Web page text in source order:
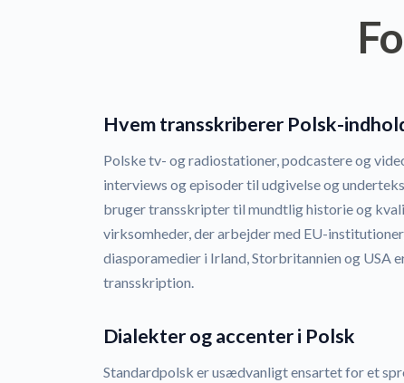
Hvem transskriberer Polsk-
Polske tv- og radiostationer, podcastere og
interviews og episoder til udgivelse og
bruger transskripter til mundtlig historie og
virksomheder, der arbejder med EU-
diasporamedier i Irland, Storbritannien og USA
transskription.
Dialekter og accenter i Polsk
Standardpolsk er usædvanligt ensartet for et